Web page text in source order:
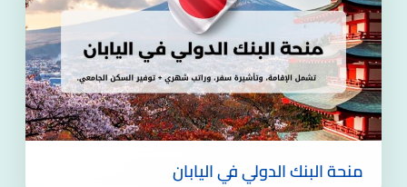
منحة البنك الدولي في اليابان